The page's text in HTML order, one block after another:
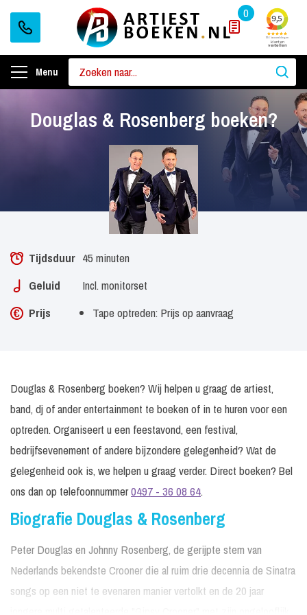
0
Menu
Douglas & Rosenberg boeken?
Tijdsduur 45 minuten
Geluid
Incl. monitorset
Prijs
Tape optreden: Prijs op aanvraag
Douglas & Rosenberg boeken? Wij helpen u graag de artiest,
band, dj of ander entertainment te boeken of in te huren voor een
optreden. Organiseert u een feestavond, een festival,
bedrijfsevenement of andere bijzondere gelegenheid? Wat de
gelegenheid ook is, we helpen u graag verder. Direct boeken? Bel
ons dan op telefoonnummer0497 - 36 08 64.
Biografie Douglas & Rosenberg
Peter Douglas en Johnny Rosenberg, de gerijpte stem van
Nederlands bekendste Crooner die al ruim drie decennia de Sinatra
songs op een niet te evenaren manier vertolkt en de 20 jaar